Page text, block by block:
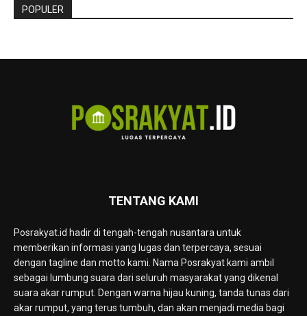
POPULER
TENTANG KAMI
Posrakyat.id hadir di tengah-tengah nusantara untuk
memberikan informasi yang lugas dan terpercaya, sesuai
dengan tagline dan motto kami. Nama Posrakyat kami ambil
sebagai lumbung suara dari seluruh masyarakat yang dikenal
suara akar rumput. Dengan warna hijau kuning, tanda tunas dari
akar rumput, yang terus tumbuh, dan akan menjadi media bagi